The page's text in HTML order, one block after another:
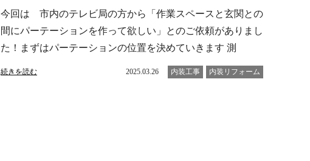
今回は 市内のテレビ局の方から「作業スペースと玄関との
間にパーテーションを作って欲しい」とのご依頼がありまし
た！まずはパーテーションの位置を決めていきます 測
続きを読む 2025.03.26 内装工事 内装リフォーム